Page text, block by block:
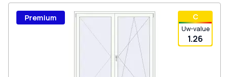
С
Uw-value
1.26
Premium